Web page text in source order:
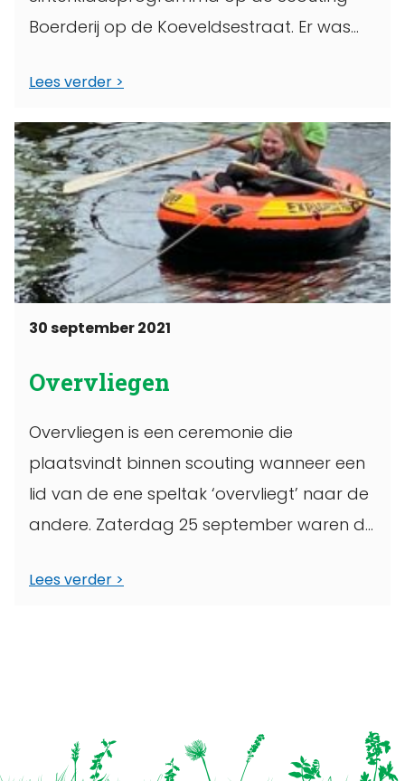
Boerderij op de Koeveldsestraat. Er was
Lees verder
30 september 2021
Overvliegen
Overvliegen is een ceremonie die
plaatsvindt binnen scouting wanneer een
lid van de ene speltak ‘overvliegt’ naar de
andere. Zaterdag 25 september waren de
Lees verder